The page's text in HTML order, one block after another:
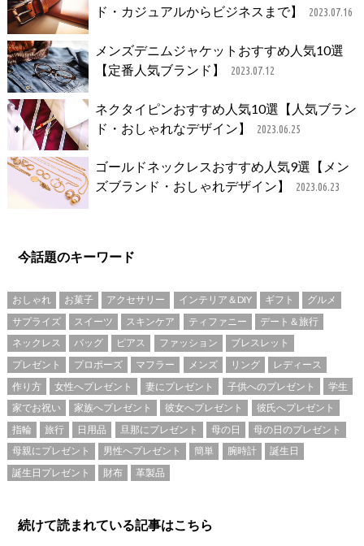
ド・カジュアルからビジネスまで】
2023.07.16
メンズデニムジャケットおすすめ人気10選
【定番人気ブランド】
2023.07.12
ネクタイピンおすすめ人気10選【人気ブラン
ド・おしゃれなデザイン】
2023.06.25
ゴールドネックレスおすすめ人気9選【メン
ズブランド・おしゃれデザイン】
2023.06.23
今話題のキーワード
おしゃれ お菓子 アクセサリー インテリア＆DIY ギフト
グルメ
サプライズ
スイーツ スキンケア ティファニー
デート＆旅行
ネックレス
バッグ ピアス ファッション
ブレスレット
プレゼント
プロポーズ マフラー メンズ リング
レディース
作り方
女性へプレゼント 妻にプレゼント 子供へのプレゼント
学生
家でお祝い
家族へプレゼント 彼女へプレゼント
彼氏へプレゼント
指輪
旅行 日用品 旦那にプレゼント 母の日
母の日のプレゼント
母親にプレゼント
男性へプレゼント 簡単 腕時計
誕生日
誕生日プレゼント
財布 革製品
続けて読まれている記事はこちら